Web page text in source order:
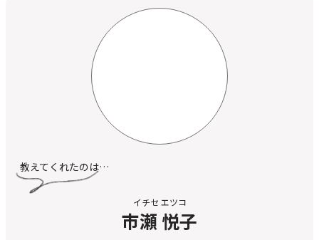
教えてくれたのは…
市瀬 悦子
イチセ エツコ